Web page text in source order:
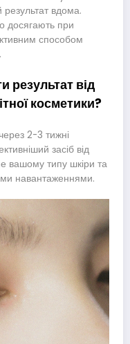
вдома.
досягають при
способом
результат від
косметики?
2-3 тижні
засіб від
вашому типу шкіри та
навантаженнями.